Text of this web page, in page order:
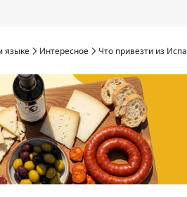
языке Интересное Что привезти из